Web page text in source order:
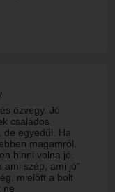
özvegy. Jó
családos
de egyedűl. Ha
magamról.
hinni volna jó.
ami szép, ami jó"
mielőtt a bolt
ne